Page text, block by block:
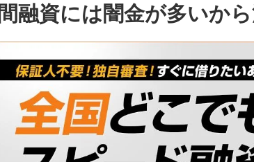
間融資には闇金が多いから